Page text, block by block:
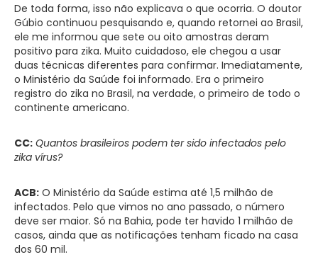
De toda forma, isso não explicava o que ocorria. O doutor
Gúbio continuou pesquisando e, quando retornei ao Brasil,
ele me informou que sete ou oito amostras deram
positivo para zika. Muito cuidadoso, ele chegou a usar
duas técnicas diferentes para confirmar. Imediatamente,
o Ministério da Saúde foi informado. Era o primeiro
registro do zika no Brasil, na verdade, o primeiro de todo o
continente americano.
CC: Quantos brasileiros podem ter sido infectados pelo
zika vírus?
ACB: O Ministério da Saúde estima até 1,5 milhão de
infectados. Pelo que vimos no ano passado, o número
deve ser maior. Só na Bahia, pode ter havido 1 milhão de
casos, ainda que as notificações tenham ficado na casa
dos 60 mil.